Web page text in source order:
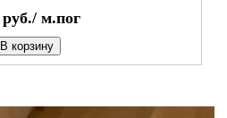
руб./ м.пог
В корзину